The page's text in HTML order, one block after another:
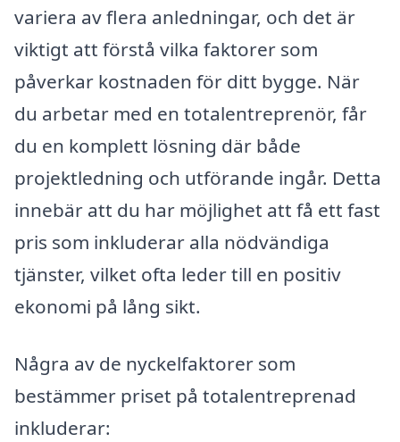
variera av flera anledningar, och det är
viktigt att förstå vilka faktorer som
påverkar kostnaden för ditt bygge. När
du arbetar med en totalentreprenör, får
du en komplett lösning där både
projektledning och utförande ingår. Detta
innebär att du har möjlighet att få ett fast
pris som inkluderar alla nödvändiga
tjänster, vilket ofta leder till en positiv
ekonomi på lång sikt.
Några av de nyckelfaktorer som
bestämmer priset på totalentreprenad
inkluderar: